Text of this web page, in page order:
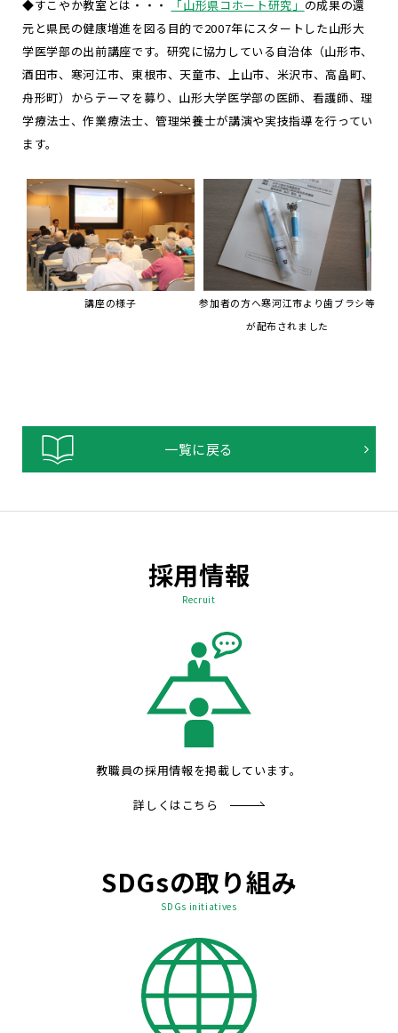
◆すこやか教室とは・・・ 「山形県コホート研究」 の成果の還
元と県民の健康増進を図る目的で2007年にスタートした山形大
学医学部の出前講座です。研究に協力している自治体（山形市、
酒田市、寒河江市、東根市、天童市、上山市、米沢市、高畠町、
舟形町）からテーマを募り、山形大学医学部の医師、看護師、理
学療法士、作業療法士、管理栄養士が講演や実技指導を行ってい
ます。
講座の様子
参加者の方へ寒河江市より歯ブラシ等
が配布されました
一覧に戻る
採用情報
Recruit
教職員の採用情報を掲載しています。
詳しくはこちら
SDGsの取り組み
SDGs initiatives